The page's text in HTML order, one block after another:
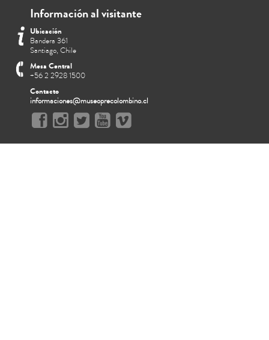
Información al visitante
Ubicación
Bandera 361
Santiago, Chile
Mesa Central
+56 2 2928 1500
Contacto
informaciones@museoprecolombino.cl